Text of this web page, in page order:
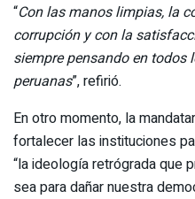
“Con las manos limpias, la
corrupción y con la
siempre pensando en todos
peruanas”, refirió.
En otro momento, la
fortalecer las instituciones
“la ideología retrógrada que
sea para dañar nuestra